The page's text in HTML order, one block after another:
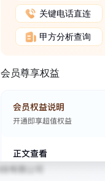
关键电话直连
甲方分析查询
会员尊享权益